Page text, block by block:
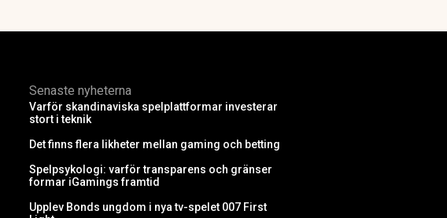
Senaste nyheterna
Varför skandinaviska spelplattformar investerar
stort i teknik
Det finns flera likheter mellan gaming och betting
Spelpsykologi: varför transparens och gränser
formar iGamings framtid
Upplev Bonds ungdom i nya tv-spelet 007 First